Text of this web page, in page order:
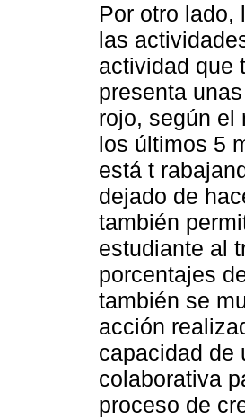
Por otro lado,
las
actividad que
presenta
rojo, según el
los últimos 5
está t
dejado de
también
estudiante al
porcentajes
también se
acción
capacidad de
colaborativa
proceso de